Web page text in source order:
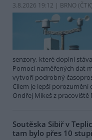
3.8.2026 19:12 | BRNO (ČTK)
senzory, které doplní
Pomocí naměřených dat
vytvoří podrobný
Cílem je lepší porozumění
Ondřej Mikeš z pracoviště
Soutěska Sibiř v
tam bylo přes 10